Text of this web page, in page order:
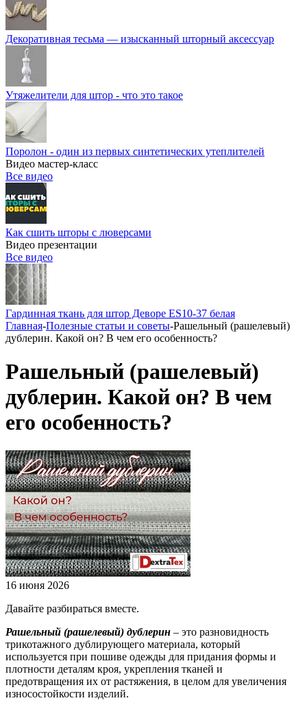
Декоративная тесьма — изысканный шторный аксессуар
Утяжелители для штор - что это такое
Поролон - один из первых синтетических утеплителей
Видео мастер-класс
Все видео
Как сшить шторы с люверсами
Видео презентации
Все видео
Гардинная ткань для штор Деворе ES10-37 белая
Главная-Полезные статьи и советы-Рашельный (рашелевый)
дублерин. Какой он? В чем его особенность?
Рашельный (рашелевый)
дублерин. Какой он? В чем
его особенность?
16 июня 2026
Давайте разбираться вместе.
Рашельный (рашелевый) дублерин – это разновидность
трикотажного дублирующего материала, который
используется при пошиве одежды для придания формы и
плотности деталям кроя, укрепления тканей и
предотвращения их от растяжения, в целом для увеличения
износостойкости изделий.